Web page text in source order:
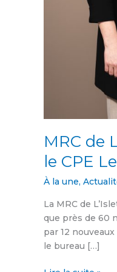
MRC de
le CPE
À la une,
La MRC de
que près de 60
par 12
le bureau […]